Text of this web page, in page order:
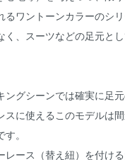
るワントーンカラーのシ
く、スーツなどの足元と
ングシーンでは確実に足
スに使えるこのモデルは
。
レース（替え紐）を付け